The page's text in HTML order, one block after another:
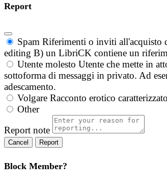
Report
Spam Riferimenti o inviti all'acquisto
editing B) un LibriCK contiene un
Utente molesto Utente che mette in
sottoforma di messaggi in privato. Ad
adescamento.
Volgare Racconto erotico
Other
Report note
Report
Block Member?